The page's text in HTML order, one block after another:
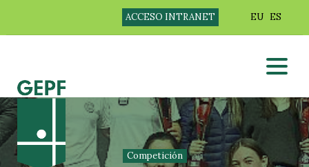
ACCESO INTRANET EU ES
Competición